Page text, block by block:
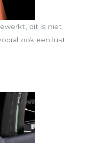
dit is niet
ook een lust